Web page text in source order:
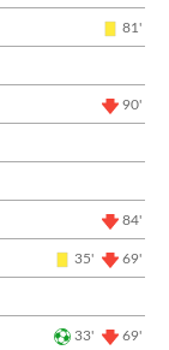
81'
90'
84'
35' 69'
33' 69'